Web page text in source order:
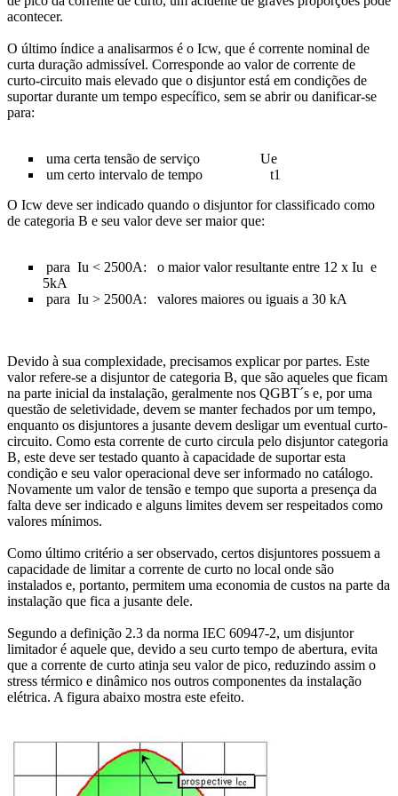
acontecer.
O último índice a analisarmos é o Icw, que é corrente nominal de
curta duração admissível. Corresponde ao valor de corrente de
curto-circuito mais elevado que o disjuntor está em condições de
suportar durante um tempo específico, sem se abrir ou danificar-se
para:
uma certa tensão de serviço Ue
um certo intervalo de tempo t1
O Icw deve ser indicado quando o disjuntor for classificado como
de categoria B e seu valor deve ser maior que:
para Iu < 2500A: o maior valor resultante entre 12 x Iu e
5kA
para Iu > 2500A: valores maiores ou iguais a 30 kA
Devido à sua complexidade, precisamos explicar por partes. Este
valor refere-se a disjuntor de categoria B, que são aqueles que ficam
na parte inicial da instalação, geralmente nos QGBT´s e, por uma
questão de seletividade, devem se manter fechados por um tempo,
enquanto os disjuntores a jusante devem desligar um eventual curto-
circuito. Como esta corrente de curto circula pelo disjuntor categoria
B, este deve ser testado quanto à capacidade de suportar esta
condição e seu valor operacional deve ser informado no catálogo.
Novamente um valor de tensão e tempo que suporta a presença da
falta deve ser indicado e alguns limites devem ser respeitados como
valores mínimos.
Como último critério a ser observado, certos disjuntores possuem a
capacidade de limitar a corrente de curto no local onde são
instalados e, portanto, permitem uma economia de custos na parte da
instalação que fica a jusante dele.
Segundo a definição 2.3 da norma IEC 60947-2, um disjuntor
limitador é aquele que, devido a seu curto tempo de abertura, evita
que a corrente de curto atinja seu valor de pico, reduzindo assim o
stress térmico e dinâmico nos outros componentes da instalação
elétrica. A figura abaixo mostra este efeito.